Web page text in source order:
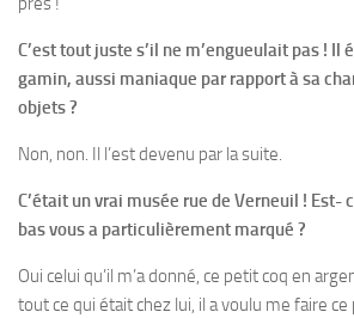
C’est tout juste s’il ne m’engueulait pas ! Il
gamin, aussi maniaque par rapport à sa
objets ?
Non, non. Il l’est devenu par la suite.
C’était un vrai musée rue de Verneuil ! Est-
bas vous a particulièrement marqué ?
Oui celui qu’il m’a donné, ce petit coq en
tout ce qui était chez lui, il a voulu me faire ce